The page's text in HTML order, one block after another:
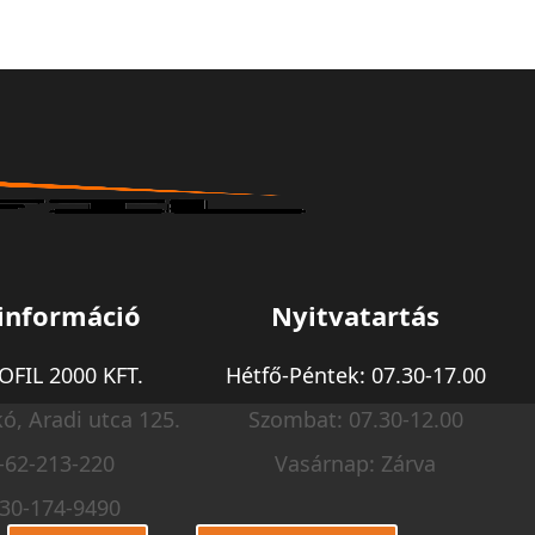
2000 KFT.
Aradi utca 125.
62-213-220
174-9490
Nyitvatartás
Hétfő-Péntek: 07.30-17.00
Szombat: 07.30-12.00
Vasárnap: Zárva